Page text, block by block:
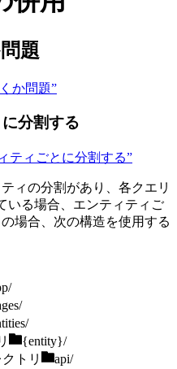
題
か問題”
分割する
ティごとに分割する”
ィの分割があり、各クエリ
いる場合、エンティティご
場合、次の構造を使用する
{entity}/
トリ
api/